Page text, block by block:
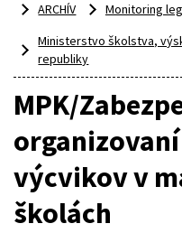
ARCHÍV
Monitoring
Ministerstvo školstva,
republiky
MPK/
výcvikov v
školách